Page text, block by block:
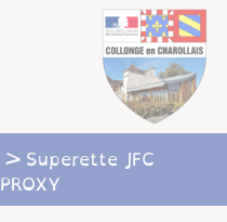
Superette JFC
PROXY